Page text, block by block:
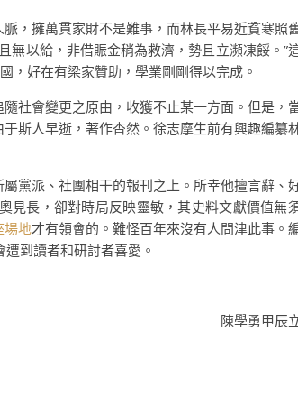
，擁萬貫家財不是難事，而林長平易近貧寒照
無以給，非借賑金稍為救濟，勢且立瀕凍餒。”
，好在有梁家贊助，學業剛剛得以完成。
社會變更之原由，收獲不止某一方面。但是，
斯人早逝，著作杳然。徐志摩生前有興趣編纂
黨派、社團相干的報刊之上。所幸他擅言辭、
見長，卻對時局反映靈敏，其史料文獻價值無
場地才有領會的。難怪百年來沒有人問津此事。
到讀者和研討者喜愛。
陳學勇甲辰